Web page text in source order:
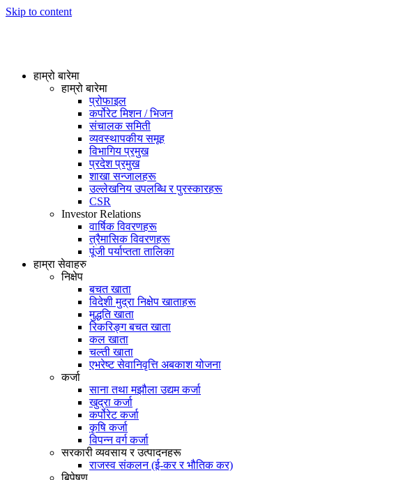
Skip to content
हाम्रो बारेमा
हाम्रो बारेमा
प्रोफाइल
कर्पोरेट मिशन / भिजन
संचालक समिती
व्यवस्थापकीय समूह
विभागिय प्रमुख
प्रदेश प्रमुख
शाखा सन्जालहरू
उल्लेखनिय उपलब्धि र पुरस्कारहरू
CSR
Investor Relations
वार्षिक विवरणहरू
त्रैमासिक विवरणहरू
पूंजी पर्याप्तता तालिका
हाम्रा सेवाहरु
निक्षेप
बचत खाता
विदेशी मुद्रा निक्षेप खाताहरू
मुद्धति खाता
रिकरिङ्ग बचत खाता
कल खाता
चल्ती खाता
एभरेष्ट सेवानिवृत्ति अबकाश योजना
कर्जा
साना तथा मझौला उद्यम कर्जा
खुद्रा कर्जा
कर्पोरेट कर्जा
कृषि कर्जा
विपन्न वर्ग कर्जा
सरकारी व्यवसाय र उत्पादनहरू
राजस्व संकलन (ई-कर र भौतिक कर)
बिपे्षण